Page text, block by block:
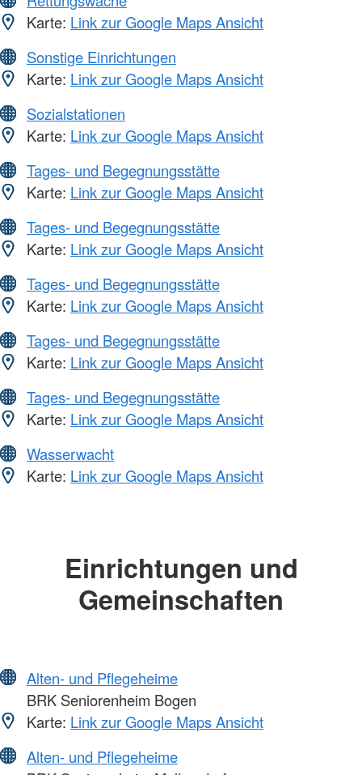
Karte: Link zur Google Maps Ansicht
Sonstige Einrichtungen
Karte: Link zur Google Maps Ansicht
Sozialstationen
Karte: Link zur Google Maps Ansicht
Tages- und Begegnungsstätte
Karte: Link zur Google Maps Ansicht
Tages- und Begegnungsstätte
Karte: Link zur Google Maps Ansicht
Tages- und Begegnungsstätte
Karte: Link zur Google Maps Ansicht
Tages- und Begegnungsstätte
Karte: Link zur Google Maps Ansicht
Tages- und Begegnungsstätte
Karte: Link zur Google Maps Ansicht
Wasserwacht
Karte: Link zur Google Maps Ansicht
Einrichtungen und
Gemeinschaften
Alten- und Pflegeheime
BRK Seniorenheim Bogen
Karte: Link zur Google Maps Ansicht
Alten- und Pflegeheime